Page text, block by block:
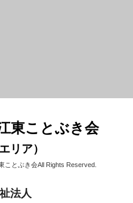
東ことぶき会
リア）
ことぶき会All Rights Reserved.
法人